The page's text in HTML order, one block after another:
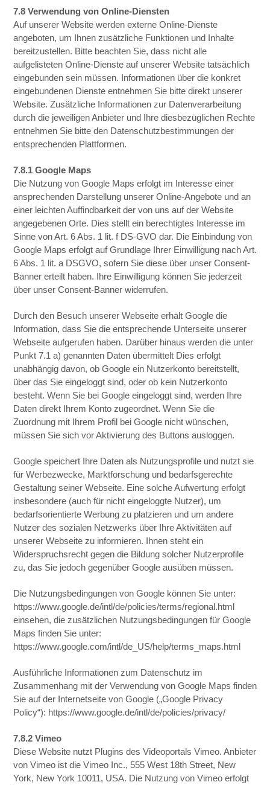
7.8 Verwendung von Online-Diensten
Auf unserer Website werden externe Online-Dienste
angeboten, um Ihnen zusätzliche Funktionen und Inhalte
bereitzustellen. Bitte beachten Sie, dass nicht alle
aufgelisteten Online-Dienste auf unserer Website tatsächlich
eingebunden sein müssen. Informationen über die konkret
eingebundenen Dienste entnehmen Sie bitte direkt unserer
Website. Zusätzliche Informationen zur Datenverarbeitung
durch die jeweiligen Anbieter und Ihre diesbezüglichen Rechte
entnehmen Sie bitte den Datenschutzbestimmungen der
entsprechenden Plattformen.
7.8.1 Google Maps
Die Nutzung von Google Maps erfolgt im Interesse einer
ansprechenden Darstellung unserer Online-Angebote und an
einer leichten Auffindbarkeit der von uns auf der Website
angegebenen Orte. Dies stellt ein berechtigtes Interesse im
Sinne von Art. 6 Abs. 1 lit. f DS-GVO dar. Die Einbindung von
Google Maps erfolgt auf Grundlage Ihrer Einwilligung nach Art.
6 Abs. 1 lit. a DSGVO, sofern Sie diese über unser Consent-
Banner erteilt haben. Ihre Einwilligung können Sie jederzeit
über unser Consent-Banner widerrufen.
Durch den Besuch unserer Webseite erhält Google die
Information, dass Sie die entsprechende Unterseite unserer
Webseite aufgerufen haben. Darüber hinaus werden die unter
Punkt 7.1 a) genannten Daten übermittelt Dies erfolgt
unabhängig davon, ob Google ein Nutzerkonto bereitstellt,
über das Sie eingeloggt sind, oder ob kein Nutzerkonto
besteht. Wenn Sie bei Google eingeloggt sind, werden Ihre
Daten direkt Ihrem Konto zugeordnet. Wenn Sie die
Zuordnung mit Ihrem Profil bei Google nicht wünschen,
müssen Sie sich vor Aktivierung des Buttons ausloggen.
Google speichert Ihre Daten als Nutzungsprofile und nutzt sie
für Werbezwecke, Marktforschung und bedarfsgerechte
Gestaltung seiner Webseite. Eine solche Aufwertung erfolgt
insbesondere (auch für nicht eingeloggte Nutzer), um
bedarfsorientierte Werbung zu platzieren und um andere
Nutzer des sozialen Netzwerks über Ihre Aktivitäten auf
unserer Webseite zu informieren. Ihnen steht ein
Widerspruchsrecht gegen die Bildung solcher Nutzerprofile
zu, das Sie jedoch gegenüber Google ausüben müssen.
Die Nutzungsbedingungen von Google können Sie unter:
https://www.google.de/intl/de/policies/terms/regional.html
einsehen, die zusätzlichen Nutzungsbedingungen für Google
Maps finden Sie unter:
https://www.google.com/intl/de_US/help/terms_maps.html
Ausführliche Informationen zum Datenschutz im
Zusammenhang mit der Verwendung von Google Maps finden
Sie auf der Internetseite von Google („Google Privacy
Policy“): https://www.google.de/intl/de/policies/privacy/
7.8.2 Vimeo
Diese Website nutzt Plugins des Videoportals Vimeo. Anbieter
von Vimeo ist die Vimeo Inc., 555 West 18th Street, New
York, New York 10011, USA. Die Nutzung von Vimeo erfolgt